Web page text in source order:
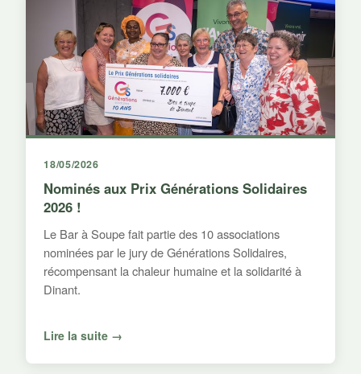
18/05/2026
Nominés aux Prix Générations Solidaires
2026 !
Le Bar à Soupe fait partie des 10 associations
nominées par le jury de Générations Solidaires,
récompensant la chaleur humaine et la solidarité à
Dinant.
Lire la suite →